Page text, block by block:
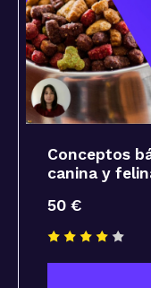
Conceptos
canina y
50 €